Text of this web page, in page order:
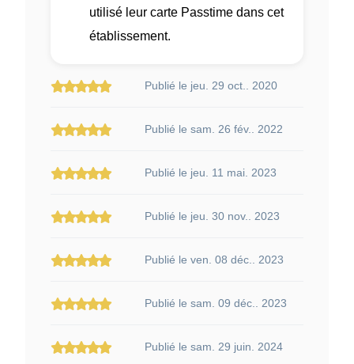
utilisé leur carte Passtime dans cet
établissement.
Publié le jeu. 29 oct.. 2020
Publié le sam. 26 fév.. 2022
Publié le jeu. 11 mai. 2023
Publié le jeu. 30 nov.. 2023
Publié le ven. 08 déc.. 2023
Publié le sam. 09 déc.. 2023
Publié le sam. 29 juin. 2024